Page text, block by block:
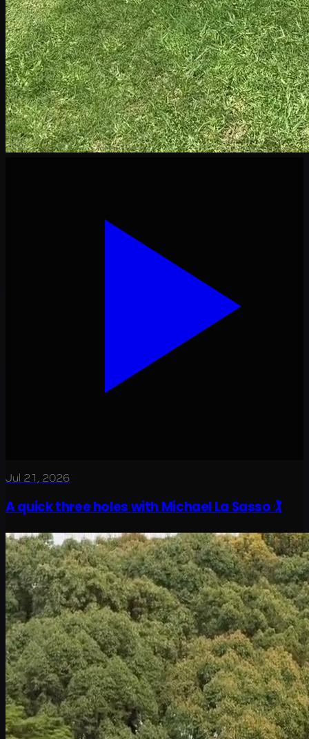
Jul 21, 2026
A quick three holes with Michael La Sasso 🏌